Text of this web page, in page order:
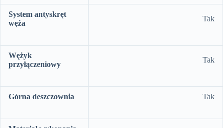
System antyskręt
węża
Tak
Wężyk
przyłączeniowy
Tak
Górna deszczownia Tak